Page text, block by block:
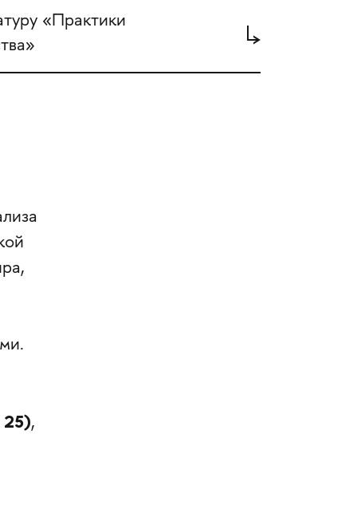
«Практики
25),